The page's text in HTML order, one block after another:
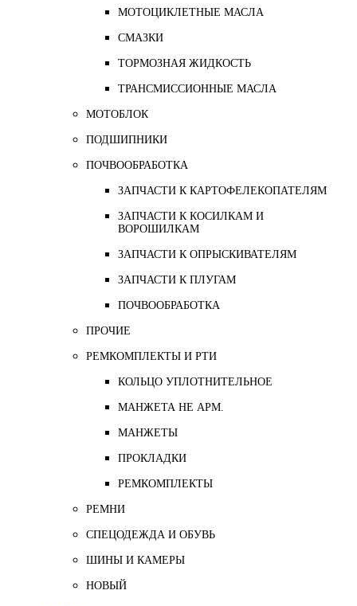
МОТОЦИКЛЕТНЫЕ МАСЛА
СМАЗКИ
ТОРМОЗНАЯ ЖИДКОСТЬ
ТРАНСМИССИОННЫЕ МАСЛА
МОТОБЛОК
ПОДШИПНИКИ
ПОЧВООБРАБОТКА
ЗАПЧАСТИ К КАРТОФЕЛЕКОПАТЕЛЯМ
ЗАПЧАСТИ К КОСИЛКАМ И
ВОРОШИЛКАМ
ЗАПЧАСТИ К ОПРЫСКИВАТЕЛЯМ
ЗАПЧАСТИ К ПЛУГАМ
ПОЧВООБРАБОТКА
ПРОЧИЕ
РЕМКОМПЛЕКТЫ И РТИ
КОЛЬЦО УПЛОТНИТЕЛЬНОЕ
МАНЖЕТА НЕ АРМ.
МАНЖЕТЫ
ПРОКЛАДКИ
РЕМКОМПЛЕКТЫ
РЕМНИ
СПЕЦОДЕЖДА И ОБУВЬ
ШИНЫ И КАМЕРЫ
НОВЫЙ